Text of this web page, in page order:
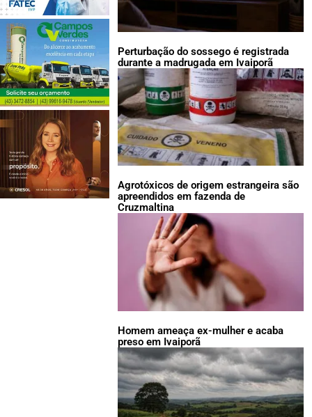
Perturbação do sossego é registrada
durante a madrugada em Ivaiporã
Agrotóxicos de origem estrangeira são
apreendidos em fazenda de
Cruzmaltina
Homem ameaça ex-mulher e acaba
preso em Ivaiporã